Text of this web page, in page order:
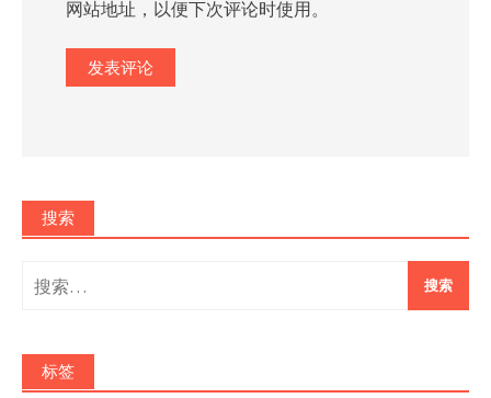
网站地址，以便下次评论时使用。
搜索
搜
索：
标签